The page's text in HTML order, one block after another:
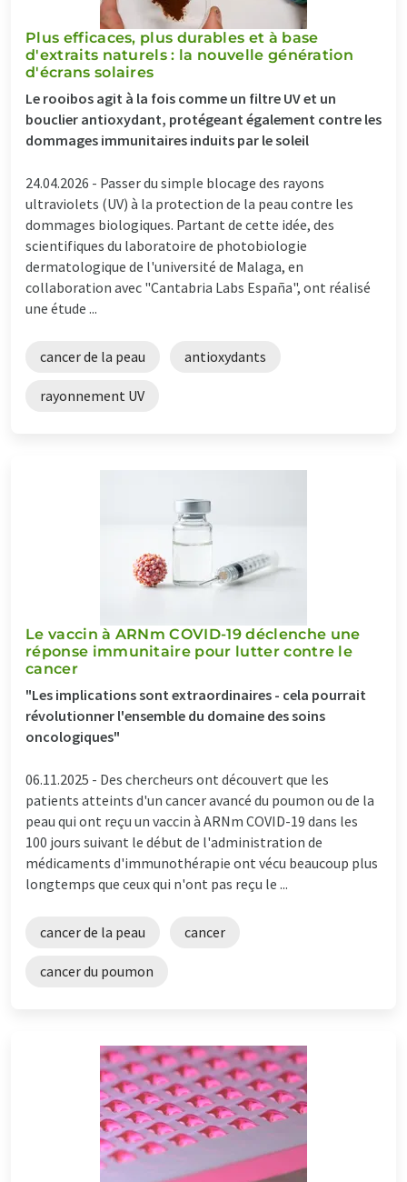
Plus efficaces, plus durables et à base
d'extraits naturels : la nouvelle génération
d'écrans solaires
Le rooibos agit à la fois comme un filtre UV et un
bouclier antioxydant, protégeant également contre les
dommages immunitaires induits par le soleil
24.04.2026 - Passer du simple blocage des rayons
ultraviolets (UV) à la protection de la peau contre les
dommages biologiques. Partant de cette idée, des
scientifiques du laboratoire de photobiologie
dermatologique de l'université de Malaga, en
collaboration avec "Cantabria Labs España", ont réalisé
une étude ...
cancer de la peau antioxydants
rayonnement UV
Le vaccin à ARNm COVID-19 déclenche une
réponse immunitaire pour lutter contre le
cancer
"Les implications sont extraordinaires - cela pourrait
révolutionner l'ensemble du domaine des soins
oncologiques"
06.11.2025 - Des chercheurs ont découvert que les
patients atteints d'un cancer avancé du poumon ou de la
peau qui ont reçu un vaccin à ARNm COVID-19 dans les
100 jours suivant le début de l'administration de
médicaments d'immunothérapie ont vécu beaucoup plus
longtemps que ceux qui n'ont pas reçu le ...
cancer de la peau cancer
cancer du poumon